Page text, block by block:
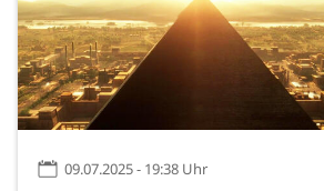
09.07.2025 - 19:38 Uhr